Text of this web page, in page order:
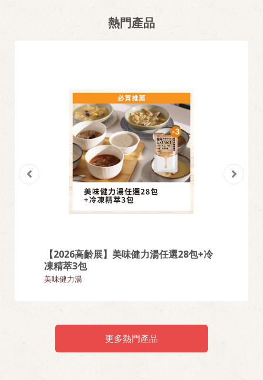
熱門產品
【2026高齡展】美味健力湯任選28包+冷
凍精萃3包
美味健力湯
更多熱門產品